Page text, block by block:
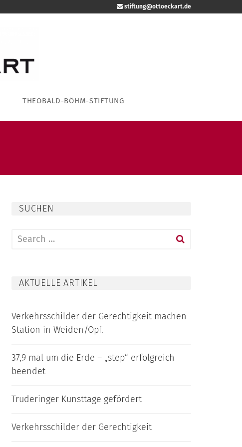
stiftung@ottoeckart.de
THEOBALD-BÖHM-STIFTUNG
SUCHEN
Search
AKTUELLE ARTIKEL
Verkehrsschilder der Gerechtigkeit machen
Station in Weiden/Opf.
37,9 mal um die Erde – „step“ erfolgreich
beendet
Truderinger Kunsttage gefördert
Verkehrsschilder der Gerechtigkeit